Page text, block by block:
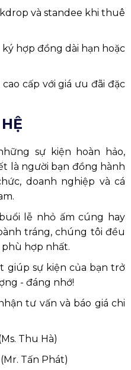
và standee khi thuê
hợp đồng dài hạn hoặc
cấp với giá ưu đãi đặc
sự kiện hoàn hảo,
là người bạn đồng hành
doanh nghiệp và cá
lễ nhỏ ấm cúng hay
tráng, chúng tôi đều
phù hợp nhất.
giúp sự kiện của bạn trở
- đáng nhớ!
tư vấn và báo giá chi
Thu Hà)
Tấn Phát)